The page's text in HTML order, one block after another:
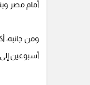
أمام مصر
ومن جانبه،
أسبوعين